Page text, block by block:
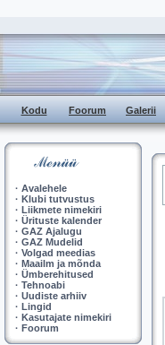
Kodu Foorum Galerii
· Avalehele
· Klubi tutvustus
· Liikmete nimekiri
· Ürituste kalender
· GAZ Ajalugu
· GAZ Mudelid
· Volgad meedias
· Maailm ja mõnda
· Ümberehitused
· Tehnoabi
· Uudiste arhiiv
· Lingid
· Kasutajate nimekiri
· Foorum